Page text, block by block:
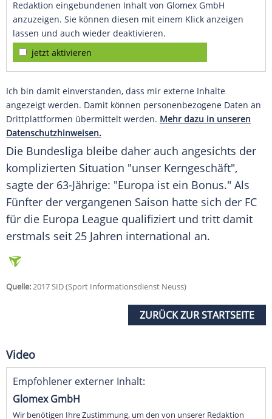
Redaktion eingebundenen Inhalt von Glomex GmbH
anzuzeigen. Sie können diesen mit einem Klick anzeigen
lassen und auch wieder deaktivieren.
jetzt aktivieren
Ich bin damit einverstanden, dass mir externe Inhalte
angezeigt werden. Damit können personenbezogene Daten an
Drittplattformen übermittelt werden. Mehr dazu in unseren
Datenschutzhinweisen.
Die Bundesliga bleibe daher auch angesichts der
komplizierten Situation "unser Kerngeschäft",
sagte der 63-Jährige: "Europa ist ein Bonus." Als
Fünfter der vergangenen Saison hatte sich der FC
für die Europa League qualifiziert und tritt damit
erstmals seit 25 Jahren international an.
Quelle:2017 SID (Sport Informationsdienst Neuss)
ZURÜCK ZUR STARTSEITE
Video
Empfohlener externer Inhalt:
Glomex GmbH
Wir benötigen Ihre Zustimmung, um den von unserer Redaktion